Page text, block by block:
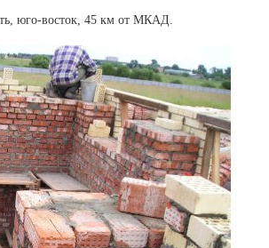
юго-восток, 45 км от МКАД.